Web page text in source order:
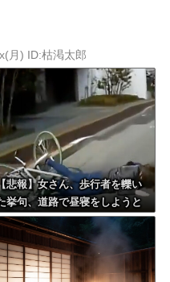
月) ID:枯渇太郎
悲報】女さん、歩行者を轢い
挙句、道路で昼寝をしようと
てしまう